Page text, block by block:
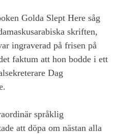
Golda Slept Here såg
skriften,
ingraverad på frisen på
faktum att hon bodde i ett
Dag
språklig
att döpa om nästan alla